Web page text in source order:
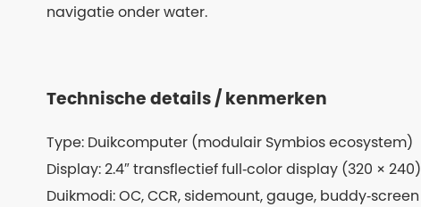
navigatie onder water.
Technische details / kenmerken
Type: Duikcomputer (modulair Symbios ecosystem)
Display: 2.4″ transflectief full‑color display (320 × 240)
Duikmodi: OC, CCR, sidemount, gauge, buddy‑screen